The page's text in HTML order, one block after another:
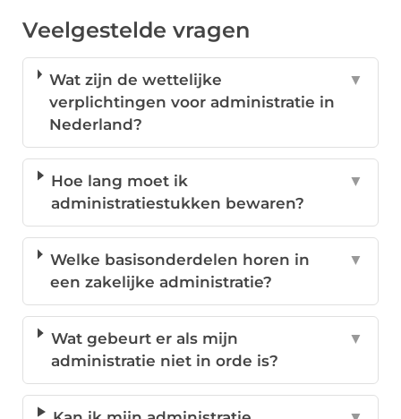
Veelgestelde vragen
Wat zijn de wettelijke
verplichtingen voor administratie in
Nederland?
▼
Hoe lang moet ik
administratiestukken bewaren?
▼
Welke basisonderdelen horen in
een zakelijke administratie?
▼
Wat gebeurt er als mijn
administratie niet in orde is?
▼